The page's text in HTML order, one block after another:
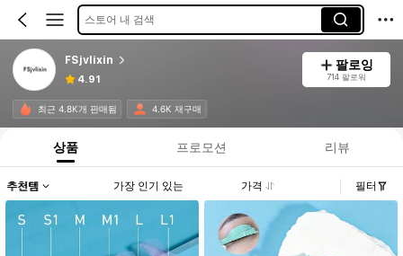
스토어 내 검색
FSjvlixin
4.91
팔로잉
714 팔로워
최근 4.8K개 판매됨 4.6K 재구매
상품 프로모션 리뷰
추천템 가장 인기 있는 가격 필터